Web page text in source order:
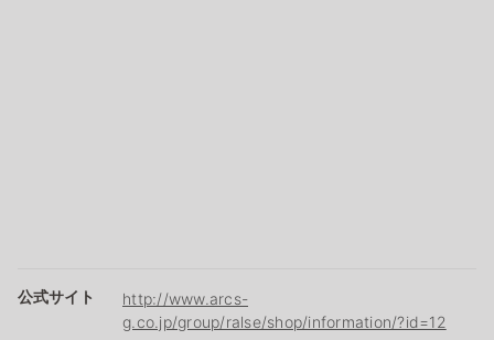
公式サイト
http://www.arcs-
g.co.jp/group/ralse/shop/information/?id=12